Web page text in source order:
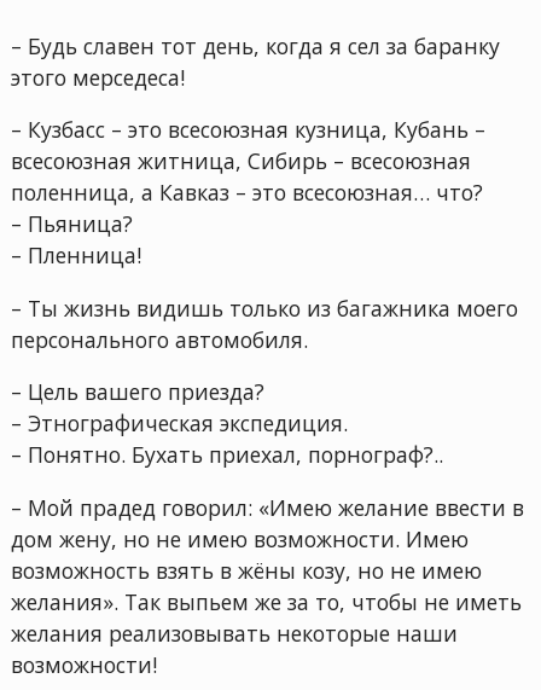
– Будь славен тот день, когда я сел за баранку
этого мерседеса!
– Кузбасс – это всесоюзная кузница, Кубань –
всесоюзная житница, Сибирь – всесоюзная
поленница, а Кавказ – это всесоюзная… что?
– Пьяница?
– Пленница!
– Ты жизнь видишь только из багажника моего
персонального автомобиля.
– Цель вашего приезда?
– Этнографическая экспедиция.
– Понятно. Бухать приехал, порнограф?..
– Мой прадед говорил: «Имею желание ввести в
дом жену, но не имею возможности. Имею
возможность взять в жёны козу, но не имею
желания». Так выпьем же за то, чтобы не иметь
желания реализовывать некоторые наши
возможности!